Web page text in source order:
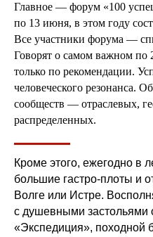
Главное — форум «100
по 13 июня, в этом году
Все участники форума —
Говорят о самом важном
только по рекомендации.
человеческого резонанса.
сообществ — отраслевых,
распределенных.
Кроме этого, ежегодно в
большие гастро-плоты и
Волге или Истре.
с душевными застольями
«Экспедиция», походной